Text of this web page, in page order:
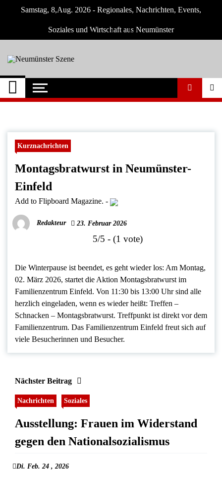
Samstag, 8,Aug. 2026 - Regionales, Nachrichten, Events,
Soziales und Wirtschaft aus Neumünster
Neumünster Szene
Neuigkeiten und Nachrichten aus
Neumünster und Umgebung
Kurznachrichten
Montagsbratwurst in Neumünster-
Einfeld
Add to Flipboard Magazine. -
Redakteur 23. Februar 2026
5/5 - (1 vote)
Die Winterpause ist beendet, es geht wieder los: Am Montag,
02. März 2026, startet die Aktion Montagsbratwurst im
Familienzentrum Einfeld. Von 11:30 bis 13:00 Uhr sind alle
herzlich eingeladen, wenn es wieder heißt: Treffen –
Schnacken – Montagsbratwurst. Treffpunkt ist direkt vor dem
Familienzentrum. Das Familienzentrum Einfeld freut sich auf
viele Besucherinnen und Besucher.
Nächster Beitrag
Nachrichten Soziales
Ausstellung: Frauen im Widerstand
gegen den Nationalsozialismus
Di. Feb. 24 , 2026